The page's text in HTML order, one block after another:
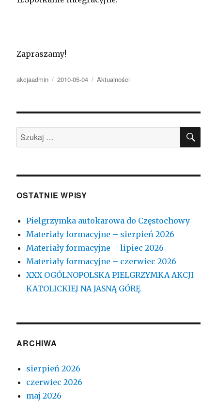
Zapraszamy!
Autor
akcjaadmin Opublikowano
2010-05-04 Kategorie
Aktualności
Szukaj:
OSTATNIE WPISY
Pielgrzymka autokarowa do Częstochowy
Materiały formacyjne – sierpień 2026
Materiały formacyjne – lipiec 2026
Materiały formacyjne – czerwiec 2026
XXX OGÓLNOPOLSKA PIELGRZYMKA AKCJI
KATOLICKIEJ NA JASNĄ GÓRĘ
ARCHIWA
sierpień 2026
czerwiec 2026
maj 2026